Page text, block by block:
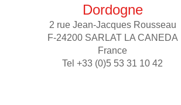
Dordogne
2 rue Jean-Jacques Rousseau
F-24200 SARLAT LA CANEDA
France
Tel +33 (0)5 53 31 10 42